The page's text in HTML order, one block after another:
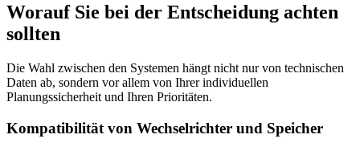
Worauf Sie bei der Entscheidung achten
sollten
Die Wahl zwischen den Systemen hängt nicht nur von technischen
Daten ab, sondern vor allem von Ihrer individuellen
Planungssicherheit und Ihren Prioritäten.
Kompatibilität von Wechselrichter und Speicher